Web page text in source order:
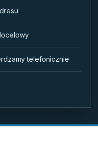
telefonicznie